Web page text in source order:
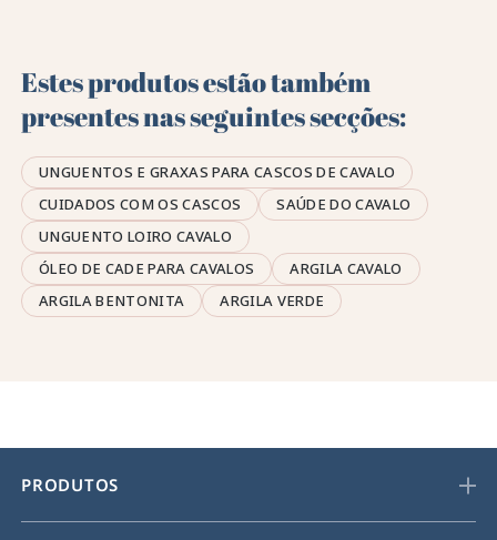
Estes produtos estão também
presentes nas seguintes secções:
UNGUENTOS E GRAXAS PARA CASCOS DE CAVALO
CUIDADOS COM OS CASCOS
SAÚDE DO CAVALO
UNGUENTO LOIRO CAVALO
ÓLEO DE CADE PARA CAVALOS
ARGILA CAVALO
ARGILA BENTONITA
ARGILA VERDE
PRODUTOS